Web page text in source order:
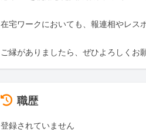
在宅ワークにおいても、報連相やレス
ご縁がありましたら、ぜひよろしくお
職歴
登録されていません